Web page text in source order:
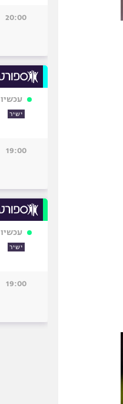
20:00
עכשיו
ישיר
19:00
עכשיו
ישיר
19:00